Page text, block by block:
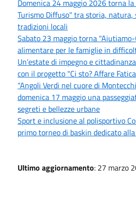
Domenica 24 maggio 2026 torna
Turismo Diffuso" tra storia, natura,
tradizioni locali
Sabato 23 maggio torna
alimentare per le famiglie in
Un’estate di impegno e
con il progetto "Ci sto? Affare
“Angoli Verdi nel cuore di
domenica 17 maggio una
segreti e bellezze urbane
Sport e inclusione al polisportivo
primo torneo di baskin dedicato
Ultimo aggiornamento: 27 marzo